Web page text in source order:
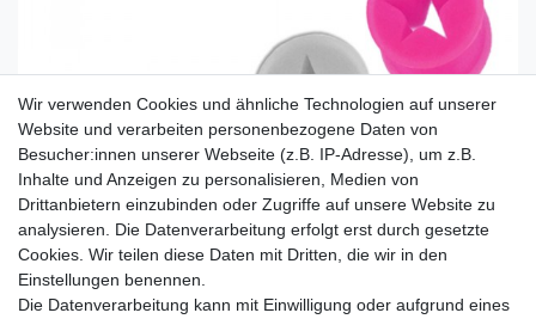
Wir verwenden Cookies und ähnliche Technologien auf unserer
Website und verarbeiten personenbezogene Daten von
Besucher:innen unserer Webseite (z.B. IP-Adresse), um z.B.
Inhalte und Anzeigen zu personalisieren, Medien von
Drittanbietern einzubinden oder Zugriffe auf unsere Website zu
analysieren. Die Datenverarbeitung erfolgt erst durch gesetzte
Cookies. Wir teilen diese Daten mit Dritten, die wir in den
Einstellungen benennen.
Die Datenverarbeitung kann mit Einwilligung oder aufgrund eines